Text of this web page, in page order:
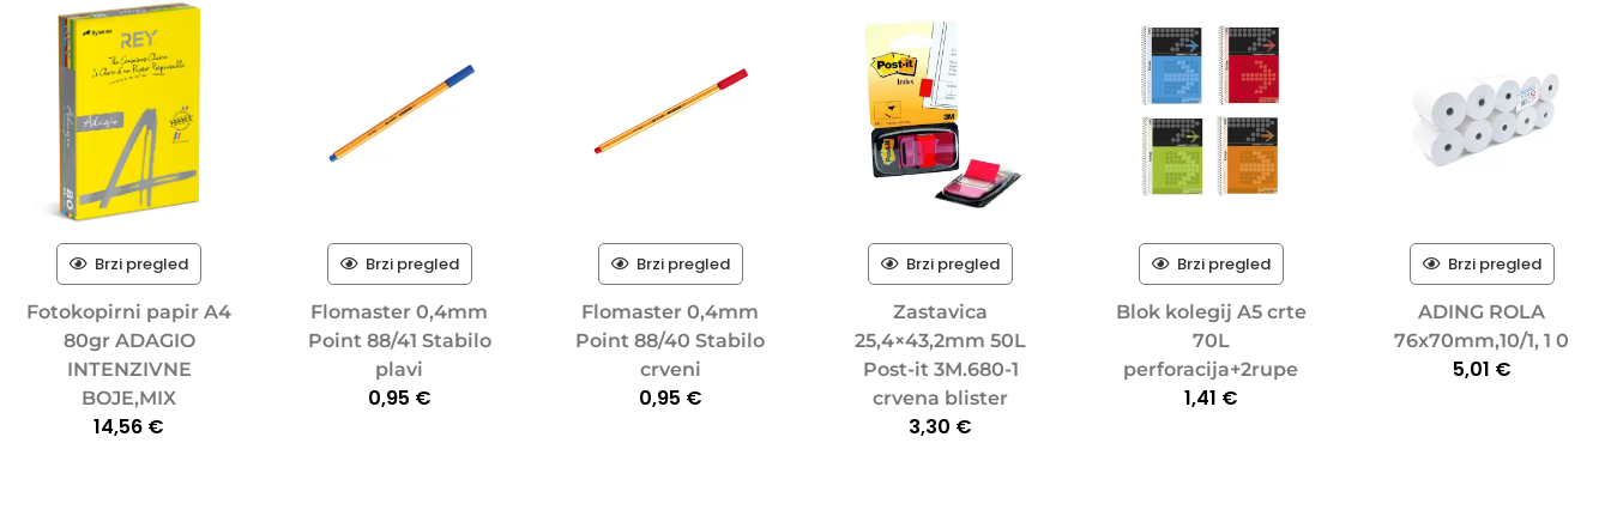
Brzi pregled
Fotokopirni papir A4
80gr ADAGIO
INTENZIVNE
BOJE,MIX
14,56 €
Brzi pregled
Flomaster 0,4mm
Point 88/41 Stabilo
plavi
0,95 €
Brzi pregled
Flomaster 0,4mm
Point 88/40 Stabilo
crveni
0,95 €
Brzi pregled
Zastavica
25,4×43,2mm 50L
Post-it 3M.680-1
crvena blister
3,30 €
Brzi pregled
Blok kolegij A5 crte
70L
perforacija+2rupe
1,41 €
Brzi pregled
ADING ROLA
76x70mm,10/1, 1 0
5,01 €